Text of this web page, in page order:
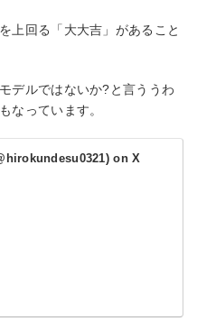
上回る「大大吉」があること
デルではないか?と言ううわ
なっています。
on X